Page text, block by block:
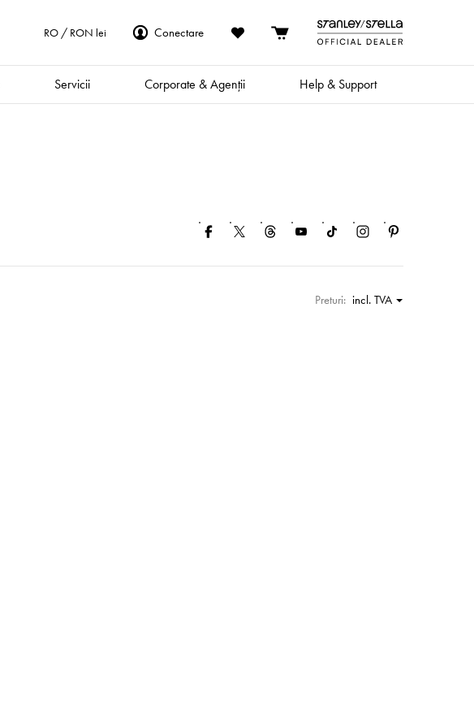
RO / RON lei Conectare
Servicii Corporate & Agenții Help & Support
Preturi: incl. TVA